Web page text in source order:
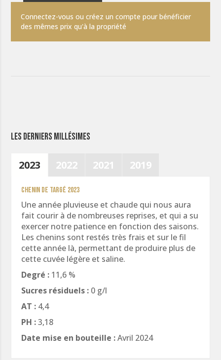
Connectez-vous ou créez un compte pour bénéficier
des mêmes prix qu'à la propriété
2019
2021
2022
2023
Les derniers millésimes
Chenin de Targé 2023
Une année pluvieuse et chaude qui nous aura
fait courir à de nombreuses reprises, et qui a su
exercer notre patience en fonction des saisons.
Les chenins sont restés très frais et sur le fil
cette année là, permettant de produire plus de
cette cuvée légère et saline.
Degré : 11,6 %
Sucres résiduels : 0 g/l
AT : 4,4
PH :3,18
Date mise en bouteille :Avril 2024